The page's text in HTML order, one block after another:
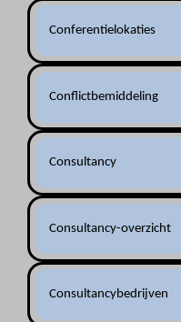
Conferentielokaties
Conflictbemiddeling
Consultancy
Consultancy-overzicht
Consultancybedrijven